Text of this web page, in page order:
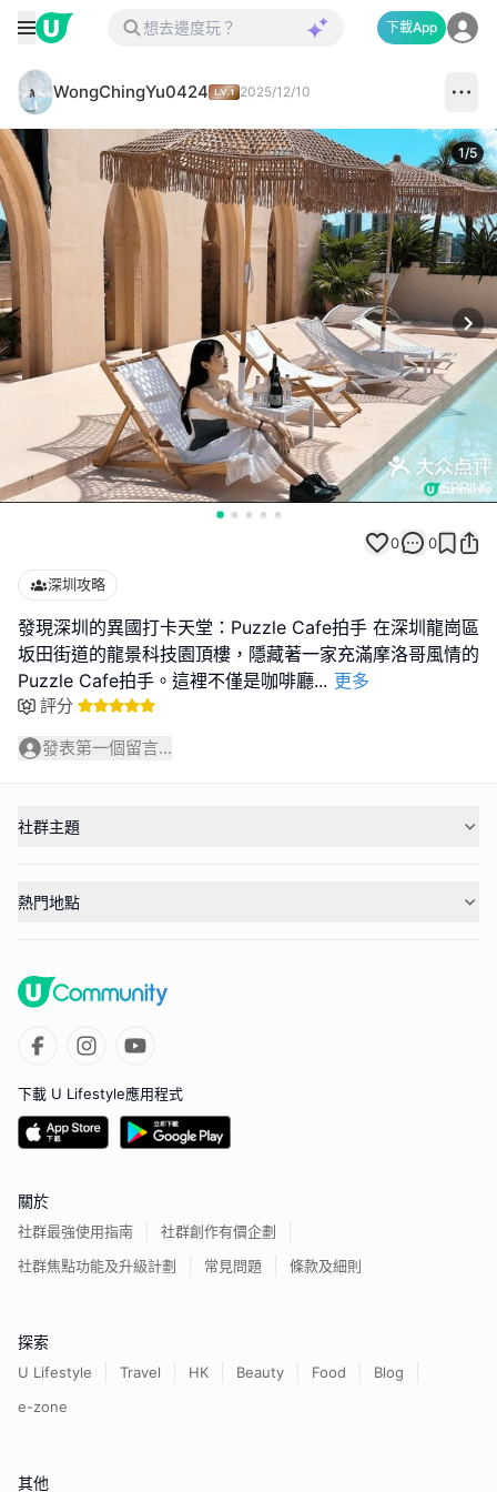
下載App
WongChingYu0424 2025/12/10
1/5
0 0
深圳攻略
發現深圳的異國打卡天堂：Puzzle Cafe拍手 在深圳龍崗區
坂田街道的龍景科技園頂樓，隱藏著一家充滿摩洛哥風情的
Puzzle Cafe拍手。這裡不僅是咖啡廳... 更多
評分
發表第一個留言...
社群主題
熱門地點
下載 U Lifestyle應用程式
關於
社群最強使用指南
社群創作有價企劃
社群焦點功能及升級計劃
常見問題 條款及細則
探索
U Lifestyle Travel HK Beauty Food
Blog
e-zone
其他